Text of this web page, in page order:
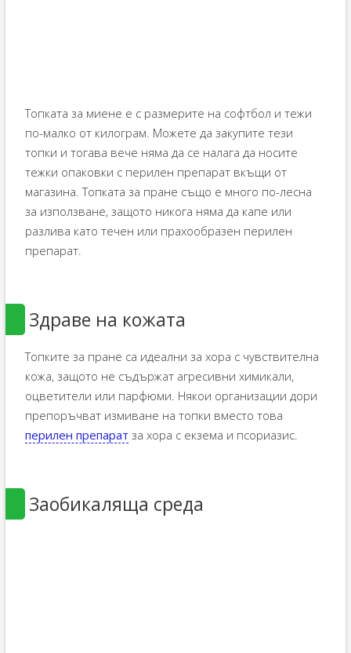
Топката за миене е с размерите на софтбол и тежи
по-малко от килограм. Можете да закупите тези
топки и тогава вече няма да се налага да носите
тежки опаковки с перилен препарат вкъщи от
магазина. Топката за пране също е много по-лесна
за използване, защото никога няма да капе или
разлива като течен или прахообразен перилен
препарат.
Здраве на кожата
Топките за пране са идеални за хора с чувствителна
кожа, защото не съдържат агресивни химикали,
оцветители или парфюми. Някои организации дори
препоръчват измиване на топки вместо това
перилен препарат за хора с екзема и псориазис.
Заобикаляща среда